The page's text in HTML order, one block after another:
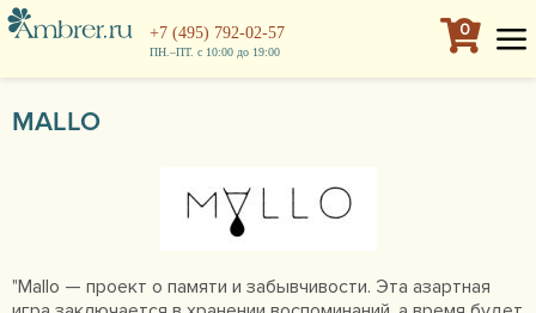
+7 (495) 792-02-57
ПН.–ПТ. с 10:00 до 19:00
0
MALLO
"Mallo — проект о памяти и забывчивости. Эта азартная